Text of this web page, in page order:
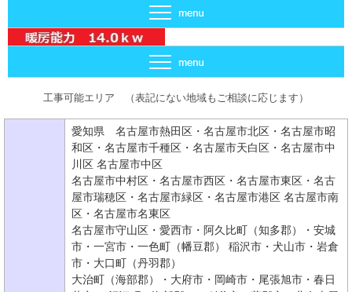
工事可能エリア （表記にない地域もご相談に応じます）
愛知県 名古屋市熱田区・名古屋市北区・名古屋市昭
和区・名古屋市千種区・名古屋市天白区・名古屋市中
川区 名古屋市中区
名古屋市中村区・名古屋市西区・名古屋市東区・名古
屋市瑞穂区・名古屋市緑区・名古屋市港区 名古屋市南
区・名古屋市名東区
名古屋市守山区・愛西市・阿久比町（知多郡）・安城
市・一宮市・一色町（幡豆郡） 稲沢市・犬山市・岩倉
市・大口町（丹羽郡）
大治町（海部郡）・大府市・岡崎市・尾張旭市・春日